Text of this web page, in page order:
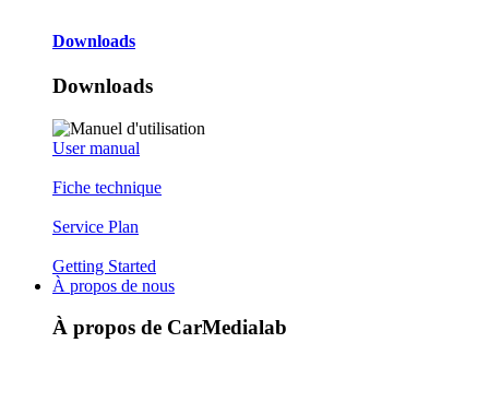
Downloads
Downloads
User manual
Fiche technique
Service Plan
Getting Started
À propos de nous
À propos de CarMedialab